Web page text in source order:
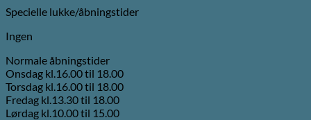
Specielle lukke/åbningstider
Ingen
Normale åbningstider
Onsdag kl.16.00 til 18.00
Torsdag kl.16.00 til 18.00
Fredag kl.13.30 til 18.00
Lørdag kl.10.00 til 15.00